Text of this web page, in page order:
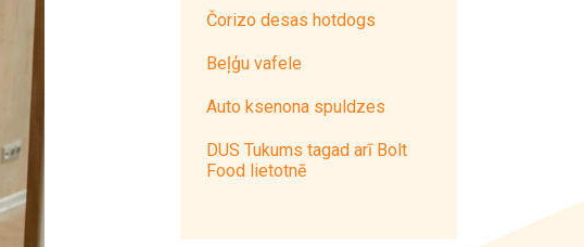
Čorizo desas hotdogs
Beļģu vafele
Auto ksenona spuldzes
DUS Tukums tagad arī Bolt
Food lietotnē